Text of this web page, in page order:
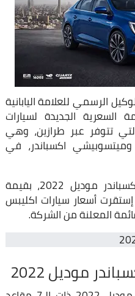
الرسمي للعلامة اليابانية
السعرية الجديدة لسيارات
موديل 2022، والتي تتوفر عبر طرازين، وهي
اكسباندر، في
وارتفعت أسعار ميتسوبيشي اكسباندر موديل 2022، بقيمة
فيما إستقرت أسعار سيارات اكليبس
المعلنة من الشركة.
موديل 2022